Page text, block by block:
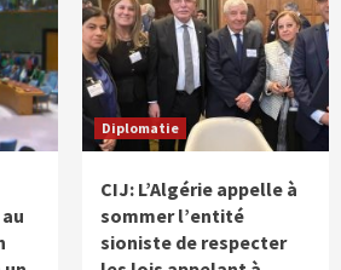
Diplomatie
CIJ: L’Algérie appelle à
sommer l’entité
sioniste de respecter